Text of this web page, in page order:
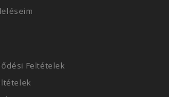
Feltételek